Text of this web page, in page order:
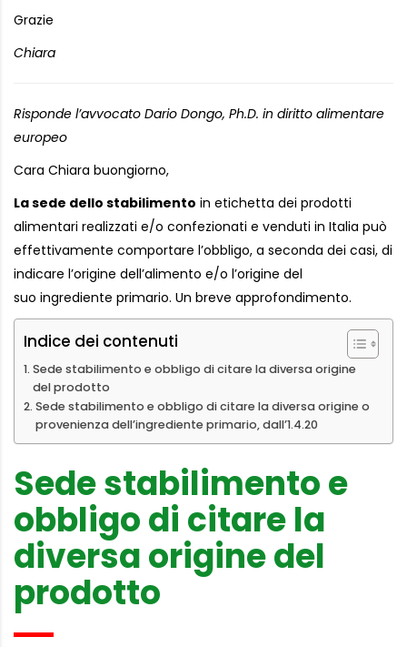
Grazie
Chiara
Risponde l’avvocato Dario Dongo, Ph.D. in diritto alimentare
europeo
Cara Chiara buongiorno,
La sede dello stabilimento in etichetta dei prodotti
alimentari realizzati e/o confezionati e venduti in Italia può
effettivamente comportare l’obbligo, a seconda dei casi, di
indicare l’origine dell’alimento e/o l’origine del
suo ingrediente primario. Un breve approfondimento.
Indice dei contenuti
Sede stabilimento e obbligo di citare la diversa origine
del prodotto
Sede stabilimento e obbligo di citare la diversa origine o
provenienza dell’ingrediente primario, dall’1.4.20
Sede stabilimento e
obbligo di citare la
diversa origine del
prodotto